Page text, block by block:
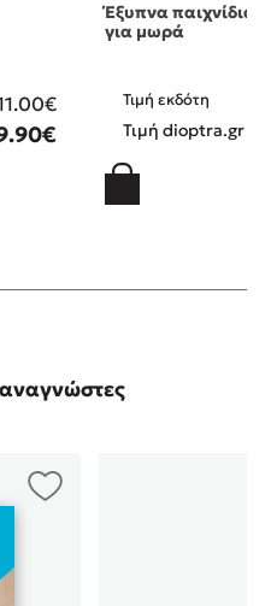
Έξυπνα παιχνίδια
για μωρά
Τιμή εκδότη
Τιμή dioptra.gr